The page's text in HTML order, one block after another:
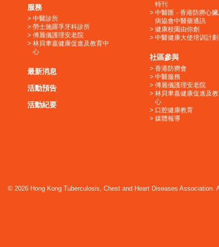
服務
中醫診所
勞士施羅孚牙科診所
傅麗儀護理安老院
林貝聿嘉健康促進及教育中
心
最新消息
活動預告
活動紀要
特刊
中醫匯 - 香港防癆心
病協會中醫藥通訊
健康校園由你創
中醫健康大使培训計劃
社區參與
香港防癆會
中醫服務
傅麗儀護理安老院
林貝聿嘉健康促進及
心
口腔健康教育
媒體報導
© 2026 Hong Kong Tuberculosis, Chest and Heart Diseases Association.